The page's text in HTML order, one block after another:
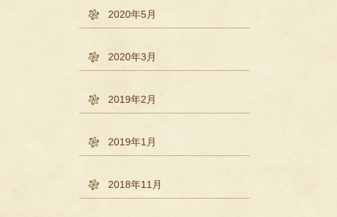
2020年5月
2020年3月
2019年2月
2019年1月
2018年11月